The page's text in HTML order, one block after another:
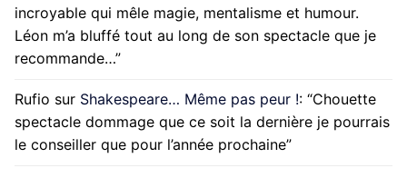
incroyable qui mêle magie, mentalisme et humour.
Léon m’a bluffé tout au long de son spectacle que je
recommande…”
Rufio sur Shakespeare… Même pas peur !: “Chouette
spectacle dommage que ce soit la dernière je pourrais
le conseiller que pour l’année prochaine”